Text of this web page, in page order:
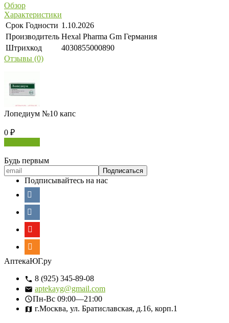
Обзор
Характеристики
Срок Годности 1.10.2026
Производитель Hexal Pharma Gm Германия
Штрихкод
4030855000890
Отзывы (0)
Лопедиум №10 капс
0 ₽
Будь первым
Подписывайтесь на нас
АптекаЮГ.ру
8 (925) 345-89-08
aptekayg@gmail.com
Пн-Вс 09:00—21:00
г.Москва, ул. Братиславская, д.16, корп.1